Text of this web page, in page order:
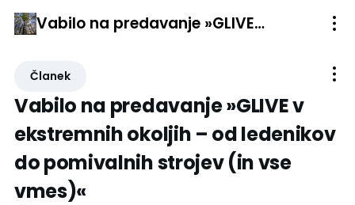
Vabilo na predavanje »GLIVE v ekstremnih okoljih – od ledenikov do pomivalnih strojev (in vse vmes)«
Članek
Vabilo na predavanje »GLIVE v
ekstremnih okoljih – od ledenikov
do pomivalnih strojev (in vse
vmes)«